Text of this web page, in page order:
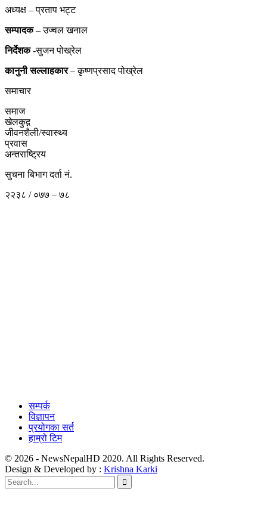
अध्यक्ष – प्रताप भट्ट
सम्पादक– उज्वल खनाल
निर्देशक-सुजन पोख्रेल
कानुनी सल्लाहकार– कृष्णप्रसाद पोख्रेल
समाचार
समाज
खेलकुद़़
जीवनशैली/स्वास्थ्य
प्रवास
अन्तराष्ट्रिय
सुचना बिभाग दर्ता नं.
२२३८ / ०७७ – ७८
सम्पर्क
विज्ञापन
प्रयोगका सर्त
हाम्रो टिम
© 2026 - NewsNepalHD 2020. All Rights Reserved.
Design & Developed by : Krishna Karki